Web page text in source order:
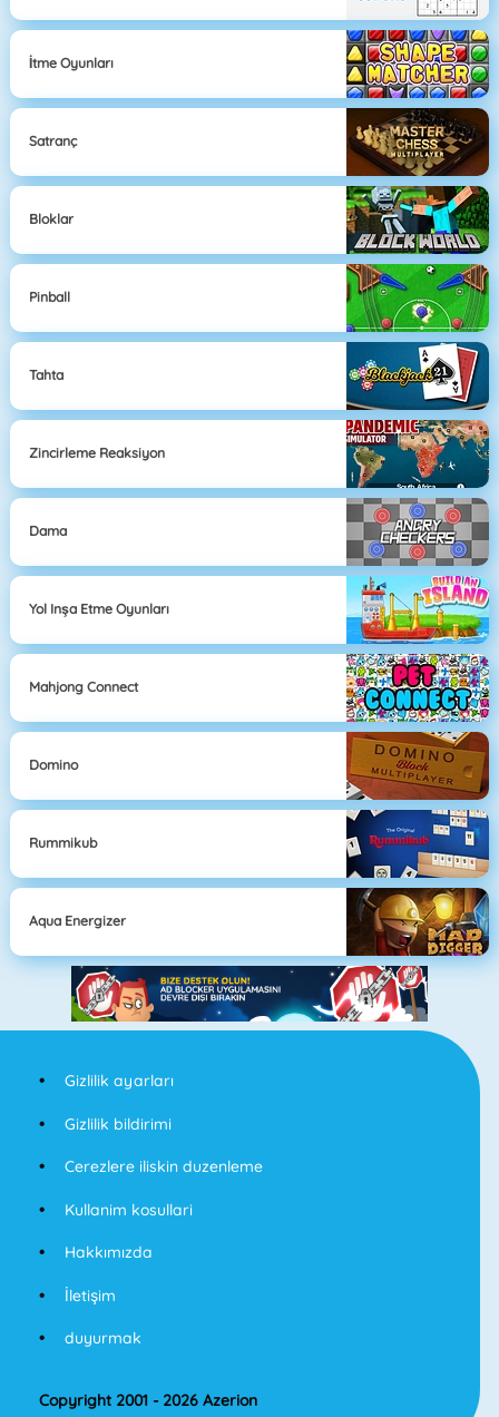
İtme Oyunları
Satranç
Bloklar
Pinball
Tahta
Zincirleme Reaksiyon
Dama
Yol Inşa Etme Oyunları
Mahjong Connect
Domino
Rummikub
Aqua Energizer
Gizlilik ayarları
Gizlilik bildirimi
Cerezlere iliskin duzenleme
Kullanim kosullari
Hakkımızda
İletişim
duyurmak
Copyright 2001 - 2026 Azerion